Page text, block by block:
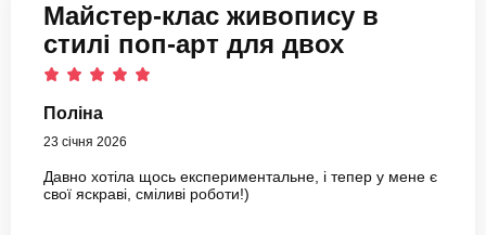
Майстер-клас живопису в
стилі поп-арт для двох
Поліна
23 січня 2026
Давно хотіла щось експериментальне, і тепер у мене є
свої яскраві, сміливі роботи!)